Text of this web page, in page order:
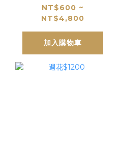
NT$600 ~
NT$4,800
加入購物車